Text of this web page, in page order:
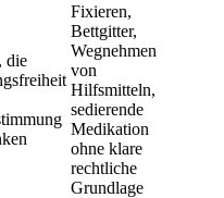
die
Fixieren,
Bettgitter,
Wegnehmen
von
Hilfsmitteln,
sedierende
Medikation
ohne klare
rechtliche
Grundlage